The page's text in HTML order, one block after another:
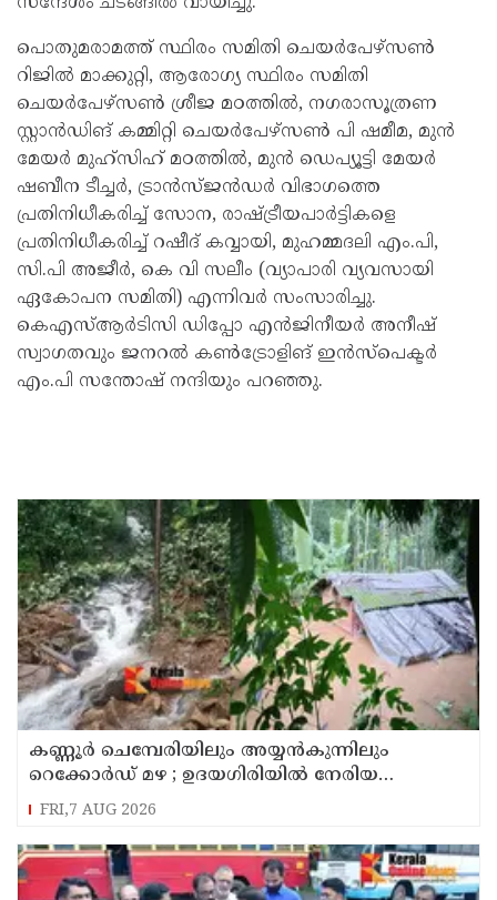
പൊതുമരാമത്ത് സ്ഥിരം സമിതി ചെയർപേഴ്‌സൺ
റിജിൽ മാക്കുറ്റി, ആരോഗ്യ സ്ഥിരം സമിതി
ചെയർപേഴ്‌സൺ ശ്രീജ മഠത്തിൽ, നഗരാസൂത്രണ
സ്റ്റാൻഡിങ് കമ്മിറ്റി ചെയർപേഴ്‌സൺ പി ഷമീമ, മുൻ
മേയർ മുഹ്‌സിഹ് മഠത്തിൽ, മുൻ ഡെപ്യൂട്ടി മേയർ
ഷബീന ടീച്ചർ, ട്രാൻസ്ജൻഡർ വിഭാഗത്തെ
പ്രതിനിധീകരിച്ച് സോന, രാഷ്ട്രീയപാർട്ടികളെ
പ്രതിനിധീകരിച്ച് റഷീദ് കവ്വായി, മുഹമ്മദലി എം.പി,
സി.പി അജീർ, കെ വി സലീം (വ്യാപാരി വ്യവസായി
ഏകോപന സമിതി) എന്നിവർ സംസാരിച്ചു.
കെഎസ്ആർടിസി ഡിപ്പോ എൻജിനീയർ അനീഷ്
സ്വാഗതവും ജനറൽ കൺട്രോളിങ് ഇൻസ്‌പെക്ടർ
എം.പി സന്തോഷ് നന്ദിയും പറഞ്ഞു.
കണ്ണൂർ ചെമ്പേരിയിലും അയ്യൻകുന്നിലും
റെക്കോർഡ് മഴ ; ഉദയഗിരിയിൽ നേരിയ
ഉരുൾപൊട്ടൽ; 13 പേരെ ക്യാമ്പിലേക്ക് മാറ്റി
FRI,7 AUG 2026